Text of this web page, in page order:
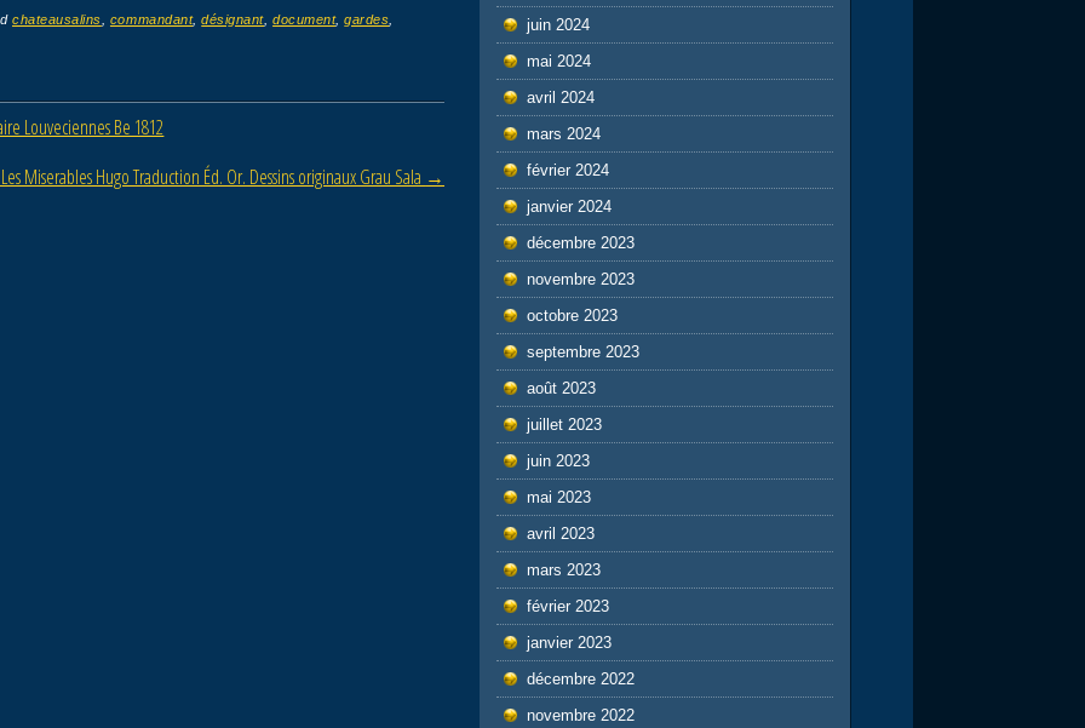
chateausalins commandant,désignant ,document,gardes
Louveciennes Be 1812
Miserables Hugo Traduction Éd. Or. Dessins originaux Grau Sala →
juin 2024
mai 2024
avril 2024
mars 2024
février 2024
janvier 2024
décembre 2023
novembre 2023
octobre 2023
septembre 2023
août 2023
juillet 2023
juin 2023
mai 2023
avril 2023
mars 2023
février 2023
janvier 2023
décembre 2022
novembre 2022